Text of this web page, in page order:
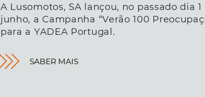
A Lusomotos, SA lançou, no passado dia 1
junho, a Campanha “Verão 100
para a YADEA Portugal.
SABER MAIS